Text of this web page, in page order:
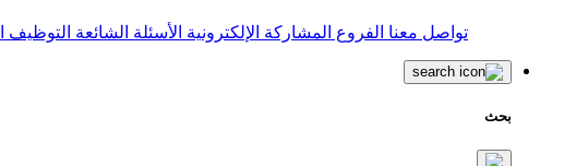
تواصل معنا الفروع المشاركة الإلكترونية الأسئلة الشائعة التوظيف
بحث